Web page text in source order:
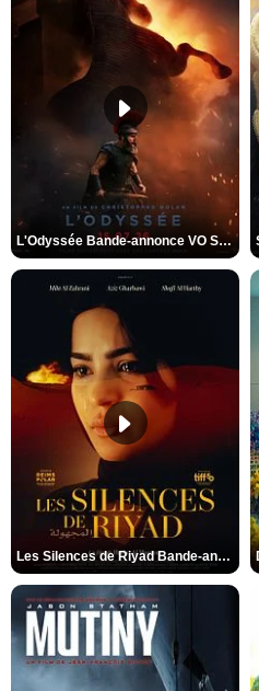
L'Odyssée Bande-annonce VO STFR
Les Silences de Riyad Bande-annonce VO STFR